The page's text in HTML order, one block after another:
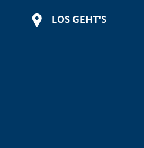
LOS GEHT'S